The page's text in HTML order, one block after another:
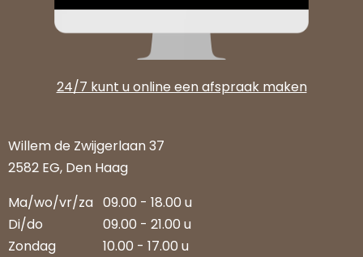
24/7 kunt u online een afspraak maken
Willem de Zwijgerlaan 37
2582 EG, Den Haag
Ma/wo/vr/za 09.00 - 18.00 u
Di/do
09.00 - 21.00 u
Zondag
10.00 - 17.00 u